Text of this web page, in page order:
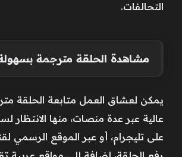
التحالفات.
مشاهدة الحلقة مترجمة
يمكن لعشاق العمل متابعة الحلقة
عالية عبر عدة منصات، منها الانتظار